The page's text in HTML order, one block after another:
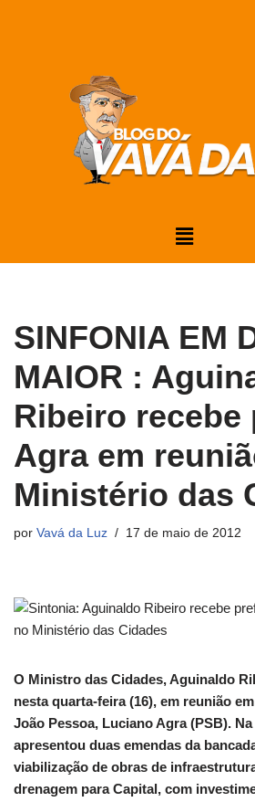
SINFONIA EM
MAIOR :
Ribeiro recebe
Agra em
Ministério das
por Vavá da Luz 17 de maio de 2012
O Ministro das Cidades, Aguinaldo
nesta quarta-feira (16), em reunião em
João Pessoa, Luciano Agra (PSB).
apresentou duas emendas da
viabilização de obras de
drenagem para Capital, com